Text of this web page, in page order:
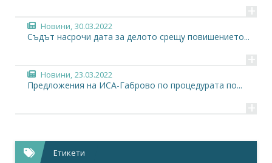
+
Новини, 30.03.2022
Съдът насрочи дата за делото срещу повишението...
+
Новини, 23.03.2022
Предложения на ИСА-Габрово по процедурата по...
+
Етикети